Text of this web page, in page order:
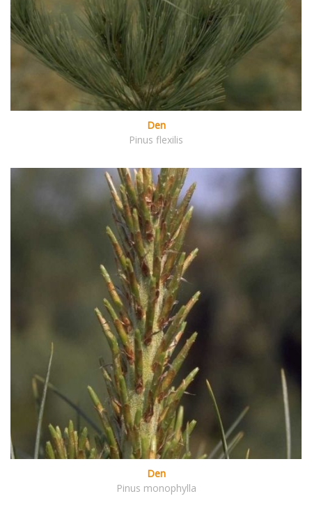
Den
Pinus flexilis
Den
Pinus monophylla